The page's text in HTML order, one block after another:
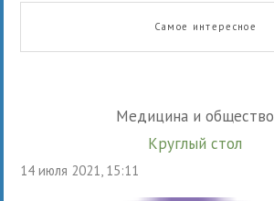
Самое интересное
Медицина и общество
Круглый стол
14 июля 2021, 15:11